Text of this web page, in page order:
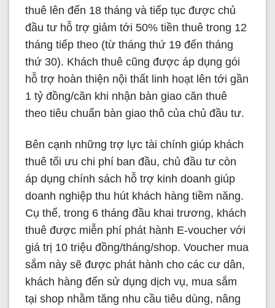
thuê lên đến 18 tháng và tiếp tục được chủ
đầu tư hỗ trợ giảm tới 50% tiền thuê trong 12
tháng tiếp theo (từ tháng thứ 19 đến tháng
thứ 30). Khách thuê cũng được áp dụng gói
hỗ trợ hoàn thiện nội thất linh hoạt lên tới gần
1 tỷ đồng/căn khi nhận bàn giao căn thuê
theo tiêu chuẩn bàn giao thô của chủ đầu tư.
Bên cạnh những trợ lực tài chính giúp khách
thuê tối ưu chi phí ban đầu, chủ đầu tư còn
áp dụng chính sách hỗ trợ kinh doanh giúp
doanh nghiệp thu hút khách hàng tiềm năng.
Cụ thể, trong 6 tháng đầu khai trương, khách
thuê được miễn phí phát hành E-voucher với
giá trị 10 triệu đồng/tháng/shop. Voucher mua
sắm này sẽ được phát hành cho các cư dân,
khách hàng đến sử dụng dịch vụ, mua sắm
tại shop nhằm tăng nhu cầu tiêu dùng, nâng